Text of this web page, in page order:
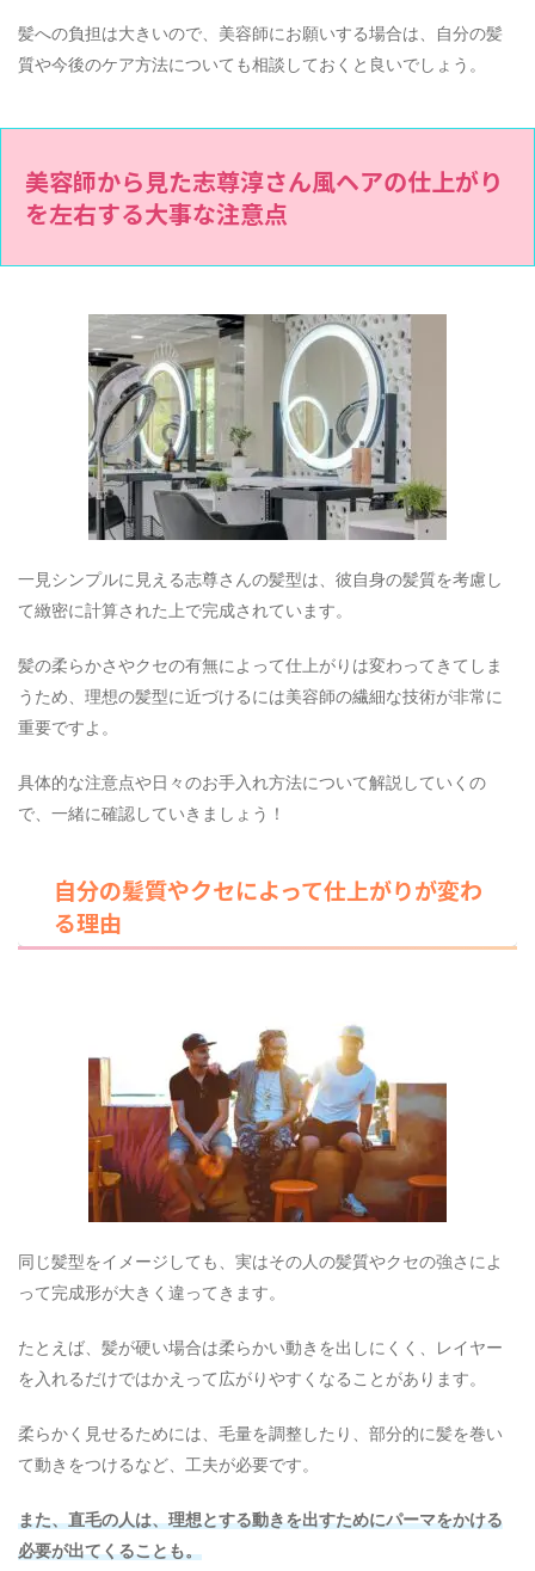
髪への負担は大きいので、美容師にお願いする場合は、自分の髪
質や今後のケア方法についても相談しておくと良いでしょう。
美容師から見た志尊淳さん風ヘアの仕上がり
を左右する大事な注意点
一見シンプルに見える志尊さんの髪型は、彼自身の髪質を考慮し
て緻密に計算された上で完成されています。
髪の柔らかさやクセの有無によって仕上がりは変わってきてしま
うため、理想の髪型に近づけるには美容師の繊細な技術が非常に
重要ですよ。
具体的な注意点や日々のお手入れ方法について解説していくの
で、一緒に確認していきましょう！
自分の髪質やクセによって仕上がりが変わ
る理由
同じ髪型をイメージしても、実はその人の髪質やクセの強さによ
って完成形が大きく違ってきます。
たとえば、髪が硬い場合は柔らかい動きを出しにくく、レイヤー
を入れるだけではかえって広がりやすくなることがあります。
柔らかく見せるためには、毛量を調整したり、部分的に髪を巻い
て動きをつけるなど、工夫が必要です。
また、直毛の人は、理想とする動きを出すためにパーマをかける
必要が出てくることも。